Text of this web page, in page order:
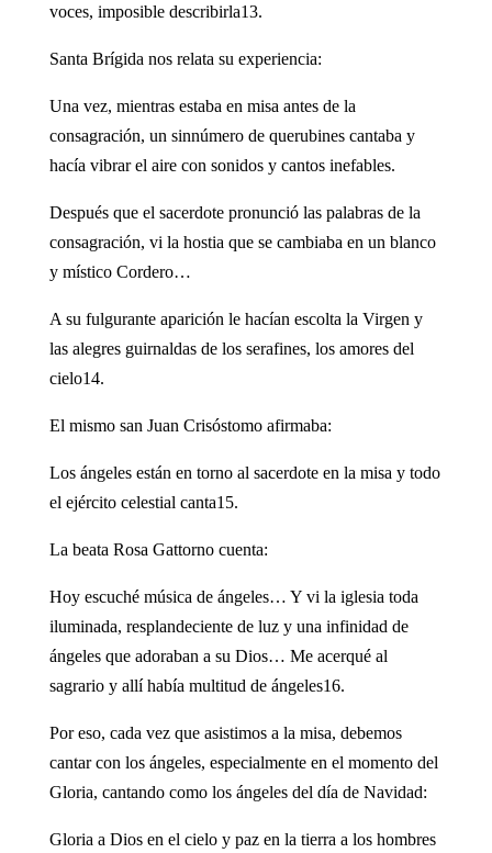
voces, imposible describirla13.
Santa Brígida nos relata su experiencia:
Una vez, mientras estaba en misa antes de la
consagración, un sinnúmero de querubines cantaba y
hacía vibrar el aire con sonidos y cantos inefables.
Después que el sacerdote pronunció las palabras de la
consagración, vi la hostia que se cambiaba en un blanco
y místico Cordero…
A su fulgurante aparición le hacían escolta la Virgen y
las alegres guirnaldas de los serafines, los amores del
cielo14.
El mismo san Juan Crisóstomo afirmaba:
Los ángeles están en torno al sacerdote en la misa y todo
el ejército celestial canta15.
La beata Rosa Gattorno cuenta:
Hoy escuché música de ángeles… Y vi la iglesia toda
iluminada, resplandeciente de luz y una infinidad de
ángeles que adoraban a su Dios… Me acerqué al
sagrario y allí había multitud de ángeles16.
Por eso, cada vez que asistimos a la misa, debemos
cantar con los ángeles, especialmente en el momento del
Gloria, cantando como los ángeles del día de Navidad:
Gloria a Dios en el cielo y paz en la tierra a los hombres